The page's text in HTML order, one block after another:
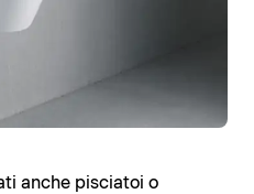
anche pisciatoi o